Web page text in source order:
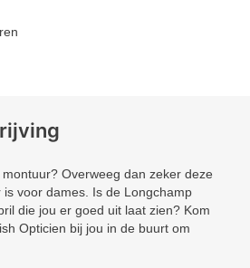
Overweeg dan zeker deze
voor dames. Is de Longchamp
die jou er goed uit laat zien? Kom
Opticien bij jou in de buurt om